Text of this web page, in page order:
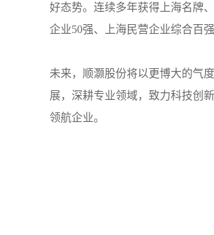
好态势。连续多年获得上海名牌
企业50强、上海民营企业综合百强
未来，顺灏股份将以更博大的气
展，深耕专业领域，致力科技创
领航企业。